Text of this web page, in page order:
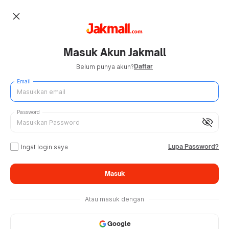
close
Masuk Akun Jakmall
Belum punya akun?Daftar
Email
visibility_off
Password
Ingat login saya Lupa Password?
Masuk
Atau masuk dengan
Google